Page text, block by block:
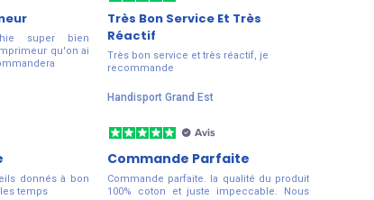
super bien
qu'on ai
Très Bon Service Et Très
Réactif
Très bon service et très réactif, je
recommande
Handisport Grand Est
donnés à bon
temps
Commande Parfaite
Commande parfaite. la qualité du produit
100% coton et juste impeccable. Nous